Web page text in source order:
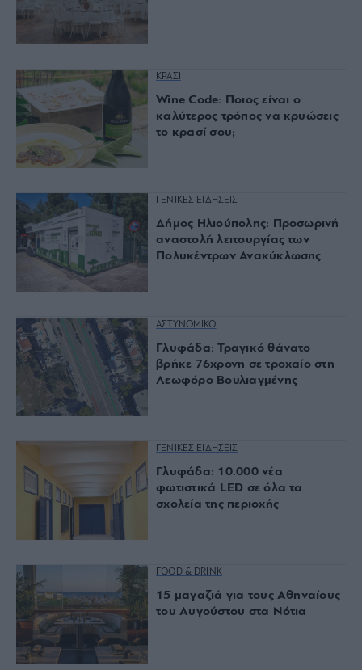
ΚΡΑΣΙ
Wine Code: Ποιος είναι ο
καλύτερος τρόπος να κρυώσεις
το κρασί σου;
ΓΕΝΙΚΕΣ ΕΙΔΗΣΕΙΣ
Δήμος Ηλιούπολης: Προσωρινή
αναστολή λειτουργίας των
Πολυκέντρων Ανακύκλωσης
ΑΣΤΥΝΟΜΙΚΟ
Γλυφάδα: Τραγικό θάνατο
βρήκε 76χρονη σε τροχαίο στη
Λεωφόρο Βουλιαγμένης
ΓΕΝΙΚΕΣ ΕΙΔΗΣΕΙΣ
Γλυφάδα: 10.000 νέα
φωτιστικά LED σε όλα τα
σχολεία της περιοχής
FOOD & DRINK
15 μαγαζιά για τους Αθηναίους
του Αυγούστου στα Νότια